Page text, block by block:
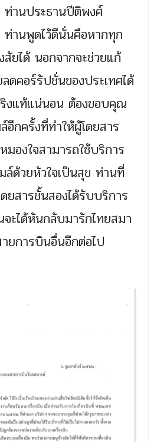
ท่านประธานปีติพงศ์
นพูดไว้ดีนั่นคือหากทุก
สัยได้ นอกจากจะช่วยแก้
คอร์รัปชั่นของประเทศได้
ริงแท้แน่นอน ต้องขอบคุณ
อีกครั้งที่ทำให้ผู้โดยสาร
องใจสามารถใช้บริการ
ล์ด้วยหัวใจเป็นสุข ท่านที่
ยสารชั้นสองได้รับบริการ
ะได้หันกลับมารักไทยสมา
ยการบินอื่นอีกต่อไป